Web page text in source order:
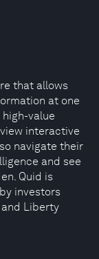
that allows
at one
value
interactive
navigate their
and see
Quid is
investors
and Liberty